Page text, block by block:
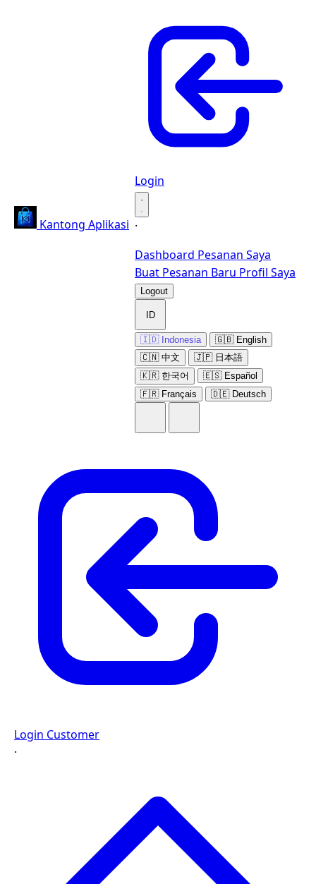
Kantong Aplikasi
Login
·
·
Dashboard Pesanan Saya
Buat Pesanan Baru Profil Saya
Logout
ID
🇮🇩 Indonesia
🇬🇧 English
🇨🇳 中文
🇯🇵 日本語
🇰🇷 한국어
🇪🇸 Español
🇫🇷 Français
🇩🇪 Deutsch
Login Customer
·